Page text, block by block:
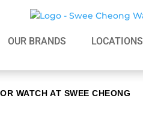
OUR BRANDS LOCATIONS
WATCH AT SWEE CHEONG